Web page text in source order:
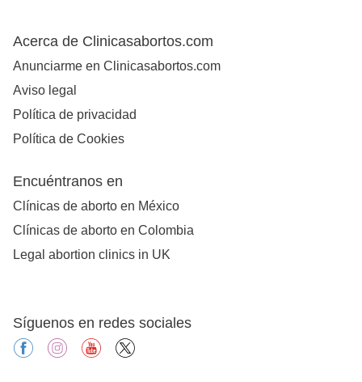
Acerca de Clinicasabortos.com
Anunciarme en Clinicasabortos.com
Aviso legal
Política de privacidad
Política de Cookies
Encuéntranos en
Clínicas de aborto en México
Clínicas de aborto en Colombia
Legal abortion clinics in UK
Síguenos en redes sociales
facebookinstagramyoutube